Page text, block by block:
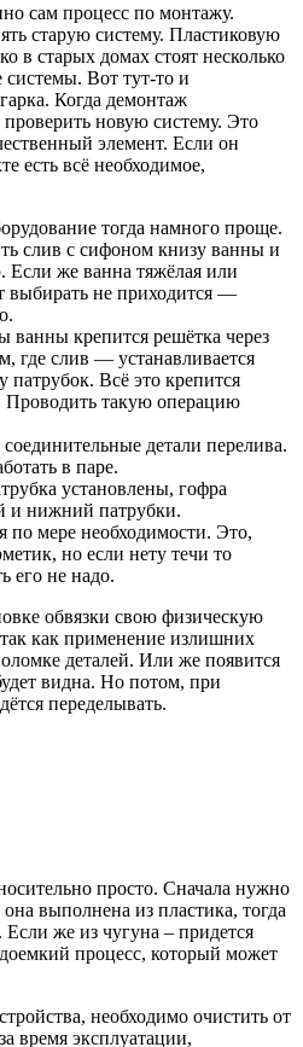
сам процесс по монтажу.
старую систему. Пластиковую
в старых домах стоят несколько
системы. Вот тут-то и
Когда демонтаж
новую систему. Это
элемент. Если он
есть всё необходимое,
тогда намного проще.
слив с сифоном книзу ванны и
Если же ванна тяжёлая или
выбирать не приходится —
ванны крепится решётка через
где слив — устанавливается
патрубок. Всё это крепится
такую операцию
детали перелива.
в паре.
установлены, гофра
и нижний патрубки.
по мере необходимости. Это,
но если нету течи то
его не надо.
обвязки свою физическую
как применение излишних
деталей. Или же появится
видна. Но потом, при
переделывать.
просто. Сначала нужно
выполнена из пластика, тогда
же из чугуна – придется
процесс, который может
необходимо очистить от
время эксплуатации,